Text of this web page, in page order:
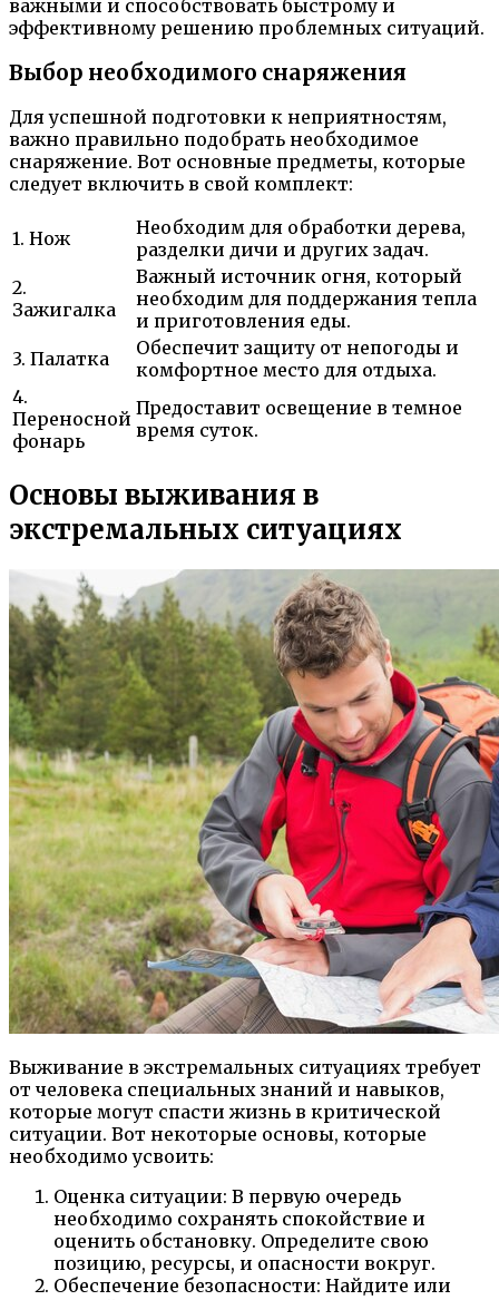
важными и способствовать быстрому и
эффективному решению проблемных ситуаций.
Выбор необходимого снаряжения
Для успешной подготовки к неприятностям,
важно правильно подобрать необходимое
снаряжение. Вот основные предметы, которые
следует включить в свой комплект:
1. Нож
Необходим для обработки дерева,
разделки дичи и других задач.
2.
Зажигалка
Важный источник огня, который
необходим для поддержания тепла
и приготовления еды.
3. Палатка
Обеспечит защиту от непогоды и
комфортное место для отдыха.
4.
Переносной
фонарь
Предоставит освещение в темное
время суток.
Основы выживания в
экстремальных ситуациях
Выживание в экстремальных ситуациях требует
от человека специальных знаний и навыков,
которые могут спасти жизнь в критической
ситуации. Вот некоторые основы, которые
необходимо усвоить:
Оценка ситуации: В первую очередь
необходимо сохранять спокойствие и
оценить обстановку. Определите свою
позицию, ресурсы, и опасности вокруг.
Обеспечение безопасности: Найдите или